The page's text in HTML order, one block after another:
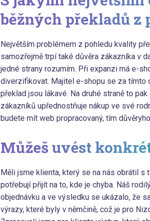
běžných překladů z
Největším problémem z pohledu kvality
samozřejmě trpí také důvěra zákazníka v
jedné strany rozumím. Při expanzi má e-
diverzifikovat. Majitel e-shopu se za tímto
překlad jsou lákavé. Na druhé straně to
zákazníků upřednostňuje nákup ve své
budete mít web propracovaný, tím
Můžeš uvést
Měli jsme klienta, který se na nás obrátil s
potřebují přijít na to, kde je chyba. Náš
objednávku a ve výsledku se ukázalo, že
výrazy, které byly v němčině, což je pro